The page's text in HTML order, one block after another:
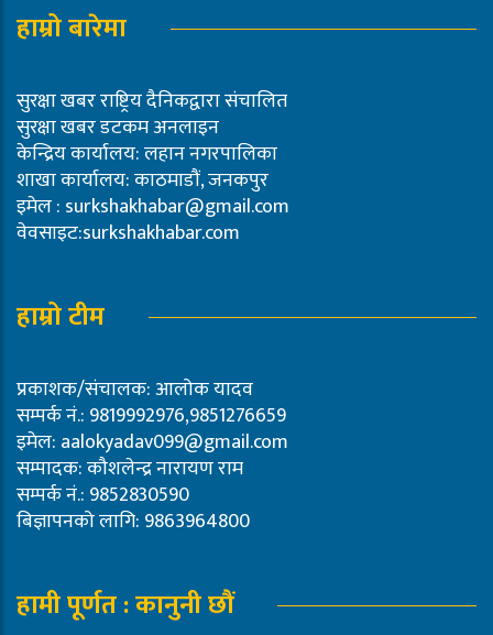
हाम्रो बारेमा
सुरक्षा खबर राष्ट्रिय दैनिकद्वारा संचालित
सुरक्षा खबर डटकम अनलाइन
केन्द्रिय कार्यालय: लहान नगरपालिका
शाखा कार्यालय: काठमाडौं, जनकपुर
इमेल : surkshakhabar@gmail.com
वेवसाइट:surkshakhabar.com
हाम्रो टीम
प्रकाशक/संचालक: आलोक यादव
सम्पर्क नं.: 9819992976,9851276659
इमेल: aalokyadav099@gmail.com
सम्पादक: कौशलेन्द्र नारायण राम
सम्पर्क नं.: 9852830590
बिज्ञापनको लागि: 9863964800
हामी पूर्णत : कानुनी छौं